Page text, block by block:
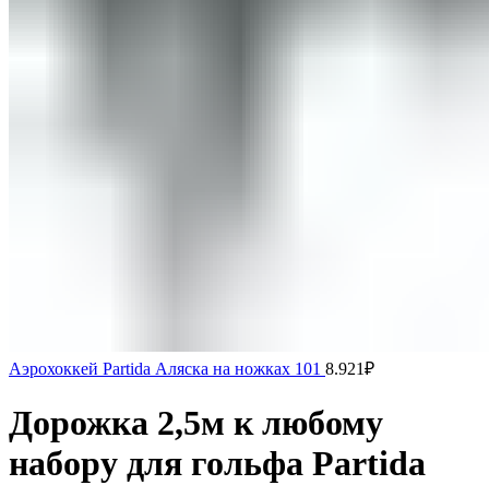
Аэрохоккей Partida Аляска на ножках 101 8.921₽
Дорожка 2,5м к любому
набору для гольфа Partida